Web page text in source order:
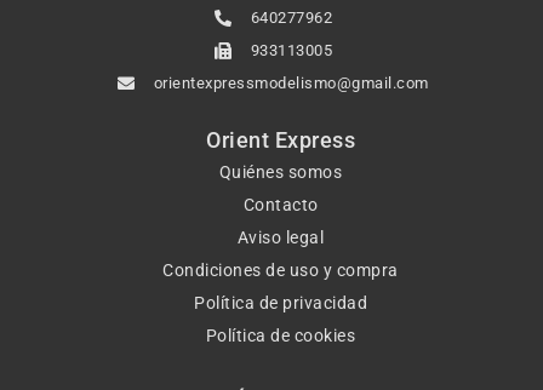
640277962
933113005
orientexpressmodelismo@gmail.com
Orient Express
Quiénes somos
Contacto
Aviso legal
Condiciones de uso y compra
Política de privacidad
Política de cookies